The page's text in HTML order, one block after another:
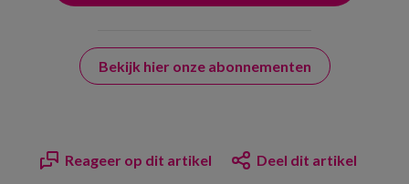
Bekijk hier onze abonnementen
Reageer op dit artikel Deel dit artikel